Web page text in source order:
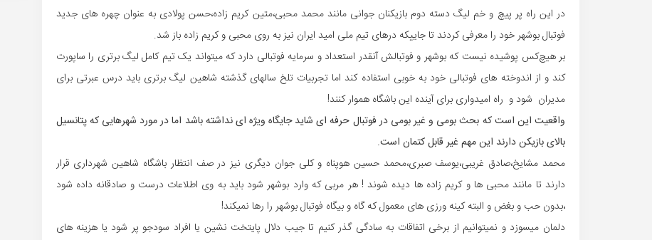
در این راه پر پیچ و خم لیگ دسته دوم بازیکنان جوانی مانند محمد محبی،متین کریم زاده،حسن پولادی به عنوان چهره های جدید
فوتبال بوشهر خود را معرفی کردند تا جاییکه درهای تیم ملی امید ایران نیز به روی محبی و کریم زاده باز شد.
بر هیچ‌کس پوشیده نیست که بوشهر و فوتبالش آنقدر استعداد و سرمایه فوتبالی دارد که میتواند یک تیم کامل لیگ برتری را ساپورت
کند و از اندوخته های فوتبالی خود به خوبی استفاده کند اما تجربیات تلخ سالهای گذشته شاهین لیگ برتری باید درس عبرتی برای
مدیران شود و راه امیدواری برای آینده این باشگاه هموار کنند!
واقعیت این است که بحث بومی و غیر بومی در فوتبال حرفه ای شاید جایگاه ویژه ای نداشته باشد اما در مورد شهرهایی که پتانسیل
بالای بازیکن دارند این مهم غیر قابل کتمان است.
محمد مشایخ،صادق غریبی،یوسف صبری،محمد حسین هوپناه و کلی جوان دیگری نیز در صف انتظار باشگاه شاهین شهرداری قرار
دارند تا مانند محبی ها و کریم زاده ها دیده شوند ! هر مربی که وارد بوشهر شود باید به وی اطلاعات درست و صادقانه داده شود
،بدون حب و بغض و البته کینه ورزی های معمول که گاه و بیگاه فوتبال بوشهر را رها نمیکند!
دلمان میسوزد و نمیتوانیم از برخی اتفاقات به سادگی گذر کنیم تا جیب دلال پایتخت نشین یا افراد سودجو پر شود یا هزینه های